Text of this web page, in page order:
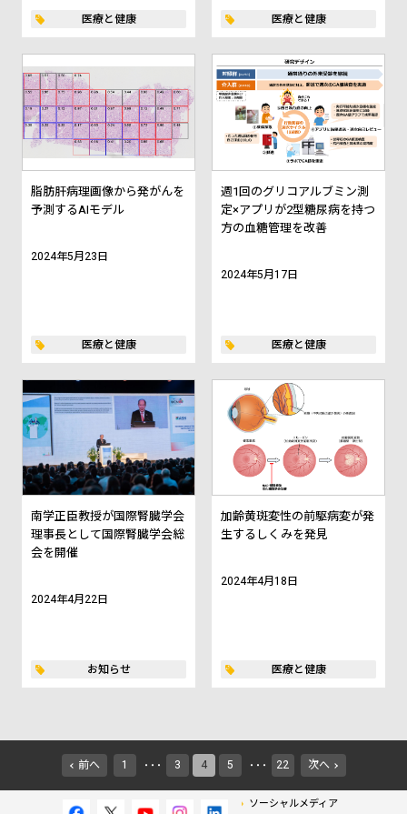
医療と健康 医療と健康
脂肪肝病理画像から発がんを
予測するAIモデル
2024年5月23日
医療と健康
週1回のグリコアルブミン測
定×アプリが2型糖尿病を持つ
方の血糖管理を改善
2024年5月17日
医療と健康
南学正臣教授が国際腎臓学会
理事長として国際腎臓学会総
会を開催
2024年4月22日
お知らせ
加齢黄斑変性の前駆病変が発
生するしくみを発見
2024年4月18日
医療と健康
前へ 1 ・・・ 3 4 5 ・・・ 22 次へ
ソーシャルメディア